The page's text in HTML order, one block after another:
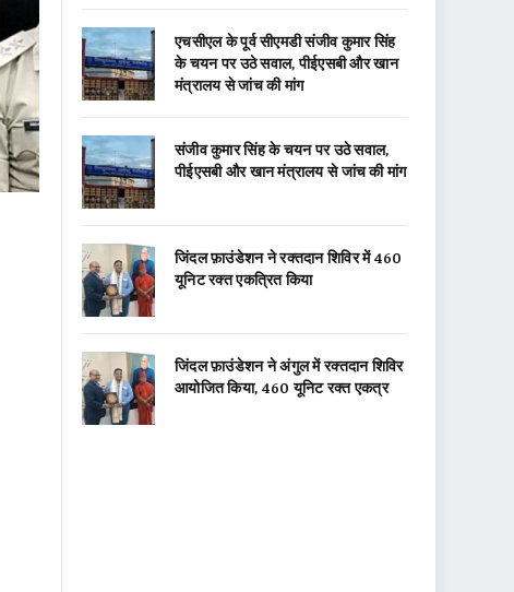
एचसीएल के पूर्व सीएमडी संजीव कुमार सिंह
के चयन पर उठे सवाल, पीईएसबी और खान
मंत्रालय से जांच की मांग
संजीव कुमार सिंह के चयन पर उठे सवाल,
पीईएसबी और खान मंत्रालय से जांच की मांग
जिंदल फ़ाउंडेशन ने रक्तदान शिविर में 460
यूनिट रक्त एकत्रित किया
जिंदल फ़ाउंडेशन ने अंगुल में रक्तदान शिविर
आयोजित किया, 460 यूनिट रक्त एकत्र